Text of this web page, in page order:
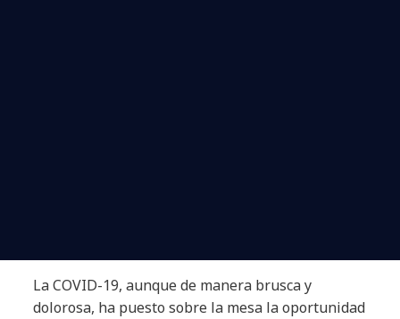
La COVID-19, aunque de manera brusca y
dolorosa, ha puesto sobre la mesa la oportunidad